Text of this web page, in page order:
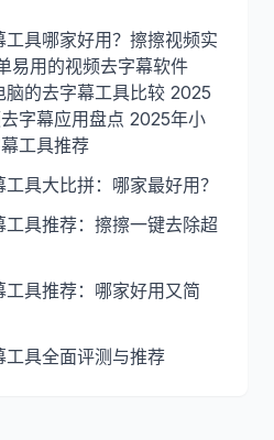
具哪家好用？擦擦视频实
易用的视频去字幕软件
的去字幕工具比较 2025
字幕应用盘点 2025年小
工具推荐
具大比拼：哪家最好用？
具推荐：擦擦一键去除超
具推荐：哪家好用又简
具全面评测与推荐